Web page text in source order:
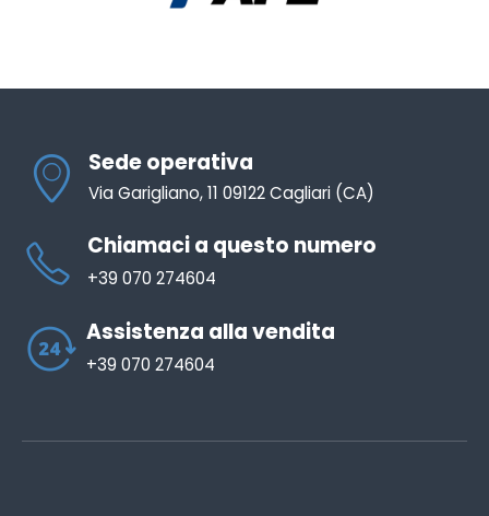
Sede operativa
Via Garigliano, 11 09122 Cagliari (CA)
Chiamaci a questo numero
+39 070 274604
Assistenza alla vendita
+39 070 274604